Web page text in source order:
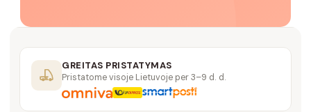
GREITAS PRISTATYMAS
Pristatome visoje Lietuvoje per 3–9 d. d.